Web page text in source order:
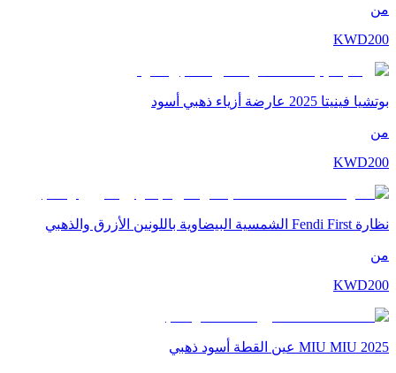
من
KWD200
بوتشيا فينيتا 2025 عارضة أزياء ذهبي أسود
من
KWD200
نظارة Fendi First الشمسية البيضاوية باللونين الأزرق والذهبي
من
KWD200
MIU MIU 2025 عين القطة أسود ذهبي